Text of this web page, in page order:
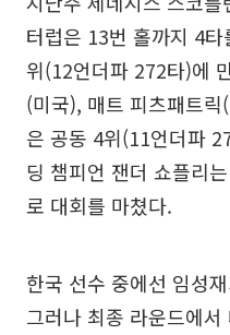
터럽은 13번 홀까지 4
위(12언더파 272타)에
(미국), 매트 피츠패트
은 공동 4위(11언더파
딩 챔피언 잰더 쇼플리
로 대회를 마쳤다.
한국 선수 중에선 임성
그러나 최종 라운드에